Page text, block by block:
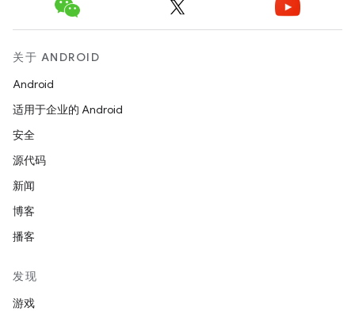
关于 ANDROID
Android
适用于企业的 Android
安全
源代码
新闻
博客
播客
发现
游戏